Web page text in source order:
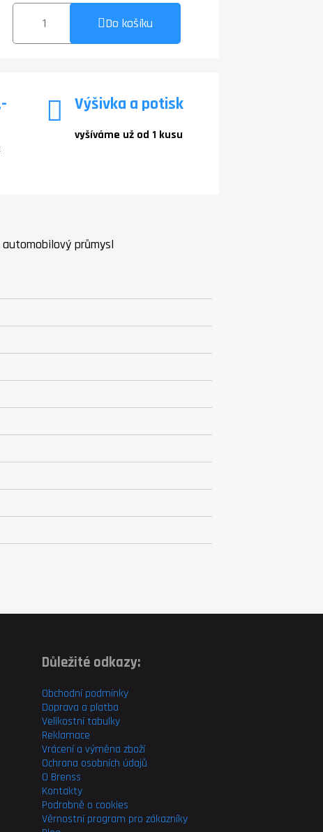
Do košíku
Výšivka a potisk
vyšíváme už od 1 kusu
průmysl
Důležité odkazy:
Obchodní podmínky
Doprava a platba
Velikostní tabulky
Reklamace
Vrácení a výměna zboží
Ochrana osobních údajů
O Brenss
Kontakty
Podrobně o cookies
Věrnostní program pro zákazníky